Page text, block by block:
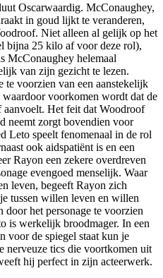
Oscarwaardig. McConaughey,
in goud lijkt te veranderen,
Niet alleen al gelijk op het
bijna 25 kilo af voor deze rol),
McConaughey helemaal
van zijn gezicht te lezen.
te voorzien van een aanstekelijk
voorkomen wordt dat de
aanvoelt. Het feit dat Woodroof
neemt zorgt bovendien voor
Leto speelt fenomenaal in de rol
ook aidspatiënt is en een
Rayon een zekere overdreven
evengoed menselijk. Waar
leven, begeeft Rayon zich
tussen willen leven en willen
het personage te voorzien
is werkelijk broodmager. In een
voor de spiegel staat kun je
tics die voortkomen uit
hij perfect in zijn acteerwerk.